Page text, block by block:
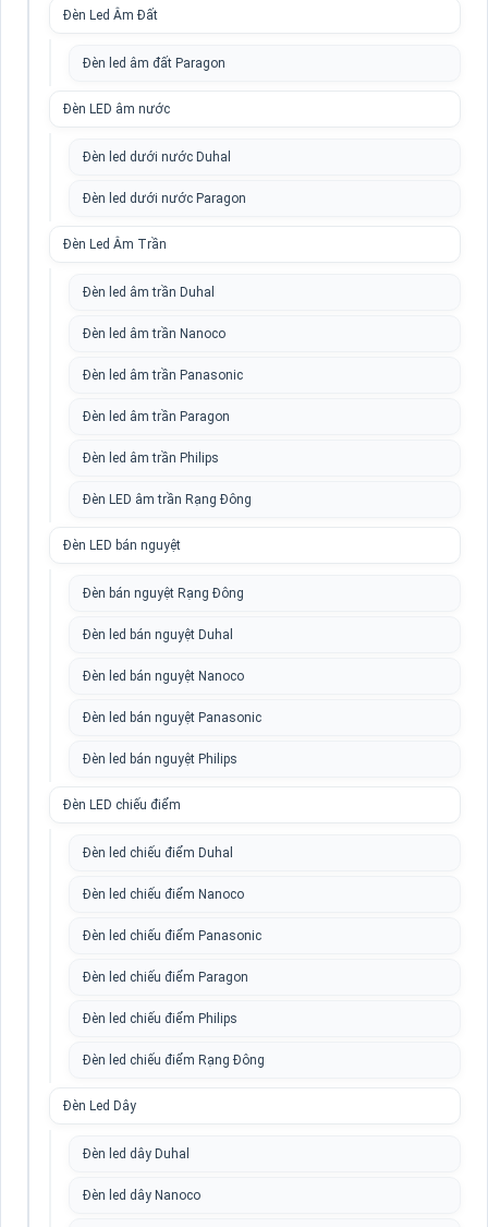
Đèn Led Âm Đất
Đèn led âm đất Paragon
Đèn LED âm nước
Đèn led dưới nước Duhal
Đèn led dưới nước Paragon
Đèn Led Âm Trần
Đèn led âm trần Duhal
Đèn led âm trần Nanoco
Đèn led âm trần Panasonic
Đèn led âm trần Paragon
Đèn led âm trần Philips
Đèn LED âm trần Rạng Đông
Đèn LED bán nguyệt
Đèn bán nguyệt Rạng Đông
Đèn led bán nguyệt Duhal
Đèn led bán nguyệt Nanoco
Đèn led bán nguyệt Panasonic
Đèn led bán nguyệt Philips
Đèn LED chiếu điểm
Đèn led chiếu điểm Duhal
Đèn led chiếu điểm Nanoco
Đèn led chiếu điểm Panasonic
Đèn led chiếu điểm Paragon
Đèn led chiếu điểm Philips
Đèn led chiếu điểm Rạng Đông
Đèn Led Dây
Đèn led dây Duhal
Đèn led dây Nanoco